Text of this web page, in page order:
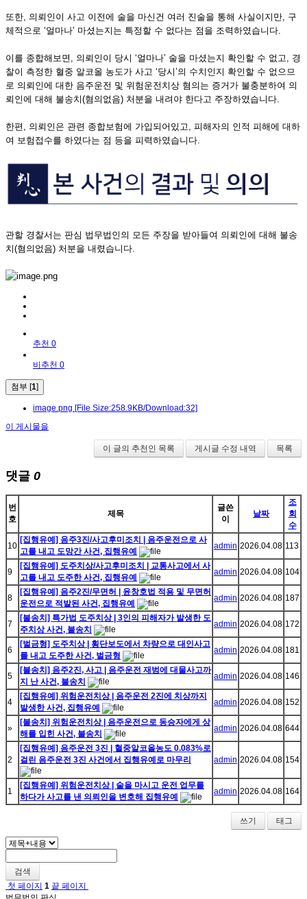
또한, 의뢰인이 사고 이전에 술을 마신건 여러 진술을 통해 사실이지만, 구
체적으로 ‘얼마나’ 마셨는지는 특정할 수 없다는 점을 조력하였습니다.
이를 종합해보면, 의뢰인이 당시 ‘얼마나’ 술을 마셨는지 확인할 수 없고, 경
찰이 측정한 혈중 알코올 농도가 사고 ‘당시’의 수치인지 확인할 수 없으므
로 의뢰인에 대한 음주운전 및 위험운전치상 혐의는 증거가 불충분하여 의
뢰인에 대해 불송치(혐의없음) 처분을 내려야 한다고 주장하였습니다.
한편, 의뢰인은 관련 종합보험에 가입되어있고, 피해자의 인적 피해에 대하
여 보험접수를 하였다는 점 등을 피력하였습니다.
관할 경찰서는 판심 법무법인의 모든 주장을 받아들여 의뢰인에 대해 불송
치(혐의없음) 처분을 내렸습니다.
추천 0
비추천 0
첨부 [1]
image.png [File Size:258.9KB/Download:32]
이 게시물을
이 글의 추천인 목록 게시글 수정 내역 목록
댓글 0
번
호
제목
글쓴
이
날짜
조
회
수
10
[집행유예] 음주3진/사고후미조치 | 음주운전으로 사
고를 내고 도망간 사건, 집행유예
admin 2026.04.08 113
9
[집행유예] 도주치상/사고후미조치 | 교통사고에서 사
고를 내고 도주한 사건, 집행유예
admin 2026.04.08 104
8
[집행유예] 음주2진/무면허 | 윤창호법 적용 및 무면허
운전으로 적발된 사건, 집행유예
admin 2026.04.08 187
7
[불송치] 특가법 도주치상 | 3인의 피해자가 발생한 도
주치상 사건, 불송치
admin 2026.04.08 172
6
[벌금형] 도주치상 | 횡단보도에서 차량으로 대인사고
를 내고 도주한 사건, 벌금형
admin 2026.04.08 181
5
[불송치] 음주2진, 사고 | 음주운전 재범에 대물사고까
지 난 사건, 불송치
admin 2026.04.08 146
4
[집행유예] 위험운전치상 | 음주운전 2진에 치상까지
발생한 사건, 집행유예
admin 2026.04.08 152
»
[불송치] 위험운전치상 | 음주운전으로 동승자에게 상
해를 입힌 사건, 불송치
admin 2026.04.08 644
2
[집행유예] 음주운전 3진 | 혈중알코올농도 0.083%로
걸린 음주운전 3진 사건에서 집행유예로 마무리
admin 2026.04.08 154
1
[집행유예] 위험운전치상 | 술을 마시고 운전 업무를
하다가 사고를 낸 의뢰인을 변호해 집행유예
admin 2026.04.08 164
쓰기 태그
검색
첫 페이지 1 끝 페이지